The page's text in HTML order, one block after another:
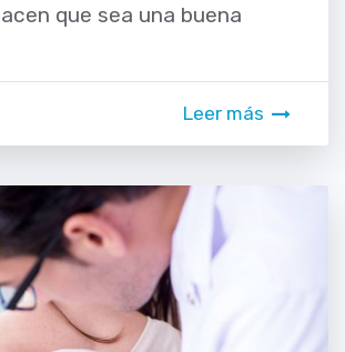
que sea una buena
Leer más